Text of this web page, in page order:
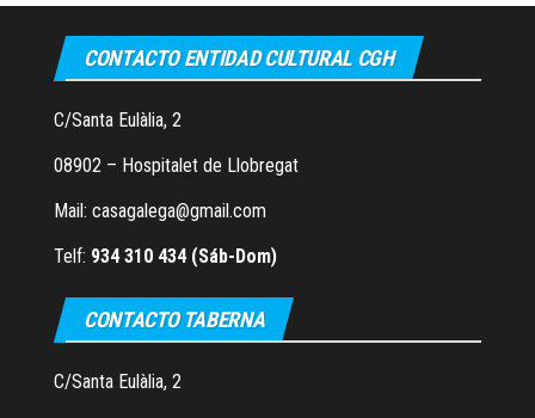
CONTACTO ENTIDAD CULTURAL CGH
C/Santa Eulàlia, 2
08902 – Hospitalet de Llobregat
Mail: casagalega@gmail.com
Telf: 934 310 434 (Sáb-Dom)
CONTACTO TABERNA
C/Santa Eulàlia, 2